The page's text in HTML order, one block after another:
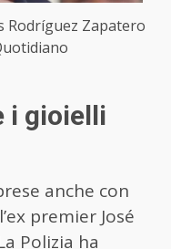
Rodríguez Zapatero
i gioielli
anche con
premier José
Polizia ha